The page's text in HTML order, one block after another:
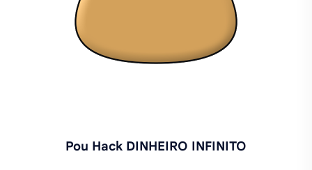
Pou Hack DINHEIRO INFINITO